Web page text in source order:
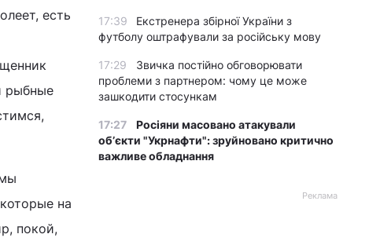
есть
рыбные
на
покой,
17:39
Екстренера збірної України з
футболу оштрафували за російську мову
17:29
Звичка постійно обговорювати
проблеми з партнером: чому це може
зашкодити стосункам
17:27
Росіяни масовано атакували
обʼєкти "Укрнафти": зруйновано критично
важливе обладнання
Реклама